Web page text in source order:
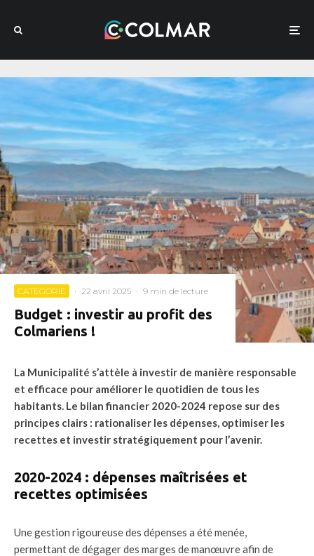
CATEGORIE · 22 avril 2025 · 9 min de lecture
Budget : investir au profit des
Colmariens !
La Municipalité s’attèle à investir de manière responsable
et efficace pour améliorer le quotidien de tous les
habitants. Le bilan financier 2020-2024 repose sur des
principes clairs : rationaliser les dépenses, optimiser les
recettes et investir stratégiquement pour l’avenir.
2020-2024 : dépenses maîtrisées et
recettes optimisées
Une gestion rigoureuse des dépenses a été menée,
permettant de dégager des marges de manœuvre afin de